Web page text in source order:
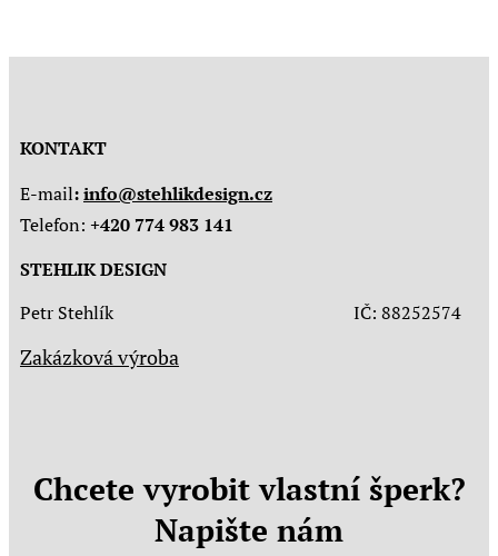
KONTAKT
E-mail:info@stehlikdesign.cz
Telefon: +420 774 983 141
STEHLIK DESIGN
Petr Stehlík IČ: 88252574
Zakázková výroba
Chcete vyrobit vlastní šperk?
Napište nám